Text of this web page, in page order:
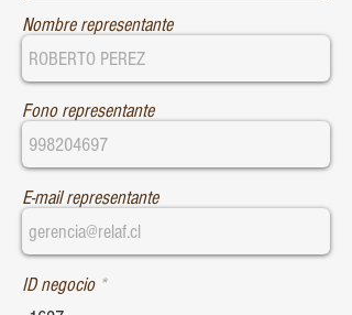
Nombre representante
Fono representante
E-mail representante
ID negocio